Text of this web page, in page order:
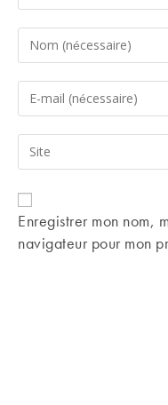
Enter
your
name
comment
Enter
your
email
address
comment
Saisir
l’URL
de
votre
(facultatif)
Enregistrer mon nom,
navigateur pour mon